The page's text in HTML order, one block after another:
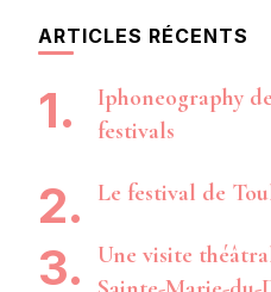
ARTICLES RÉCENTS
Iphoneography
festivals
Le festival de
Une visite